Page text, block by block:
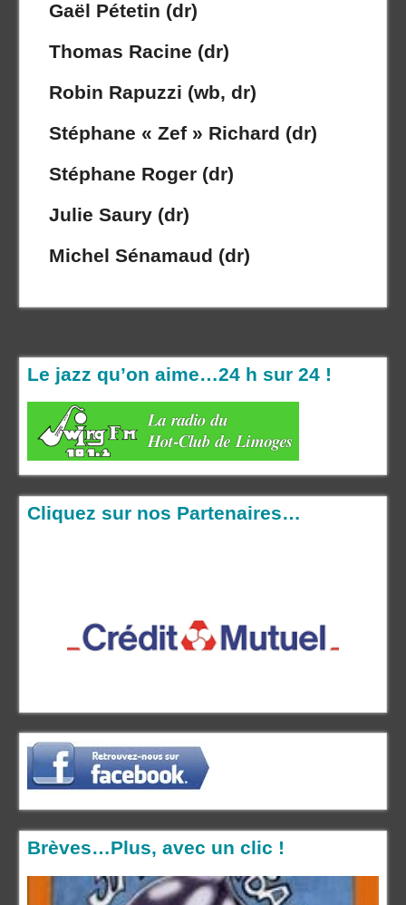
Gaël Pétetin (dr)
Thomas Racine (dr)
Robin Rapuzzi (wb, dr)
Stéphane « Zef » Richard (dr)
Stéphane Roger (dr)
Julie Saury (dr)
Michel Sénamaud (dr)
Le jazz qu’on aime…24 h sur 24 !
Cliquez sur nos Partenaires…
Brèves…Plus, avec un clic !